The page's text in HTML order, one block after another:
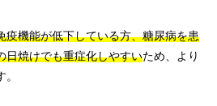
疫機能が低下している方、糖尿病を患
日焼けでも重症化しやすいため、より